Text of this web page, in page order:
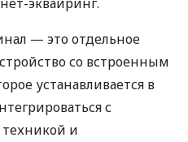
— это отдельное
со встроенным
устанавливается в
с
и